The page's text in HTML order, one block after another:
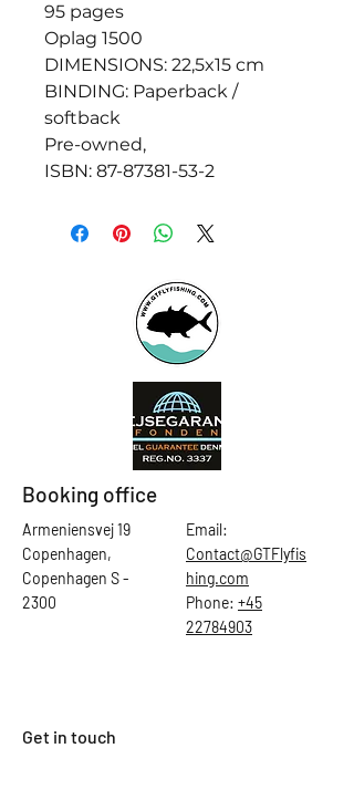
95 pages
Oplag 1500
DIMENSIONS: 22,5x15 cm
BINDING: Paperback /
softback
Pre-owned,
ISBN: 87-87381-53-2
Booking office
Armeniensvej 19
Copenhagen,
Copenhagen S -
2300
Email:
Contact@GTFlyfis
hing.com
Phone: +45
22784903
Get in touch